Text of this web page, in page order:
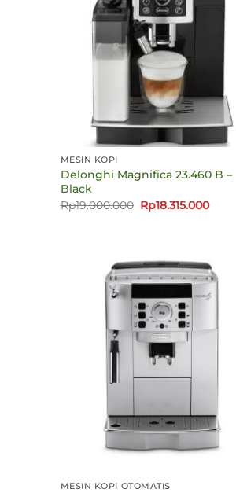
MESIN KOPI
Delonghi Magnifica 23.460 B –
Black
Rp19.000.000 Harga
aslinya
Rp18.315.000Harga
MESIN KOPI OTOMATIS